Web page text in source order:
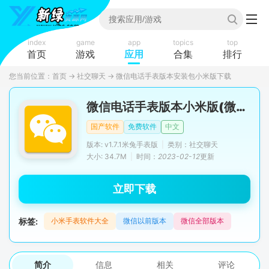
index
首页
game
游戏
app
应用
topics
合集
top
排行
您当前位置： 首页 → 社交聊天 → 微信电话手表版本安装包小米版下载
微信电话手表版本小米版(微信黄颜色版)
国产软件 免费软件
中文
版本: v1.7.1米兔手表版
类别：社交聊天
大小: 34.7M
时间： 2023-02-12更新
立即下载
标签: 小米手表软件大全 微信以前版本 微信全部版本
简介 信息 相关 评论